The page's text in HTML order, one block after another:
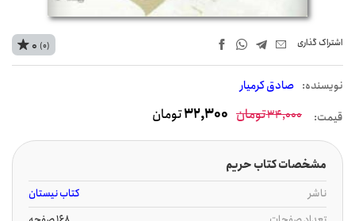
اشتراک‌ گذاری
نويسنده: صادق کرمیار
0 (0)
قیمت: 34,000تومان 32,300تومان
مشخصات کتاب حریم
ناشر
کتاب نیستان